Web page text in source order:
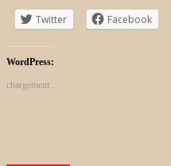
Twitter Facebook
WordPress:
chargement…